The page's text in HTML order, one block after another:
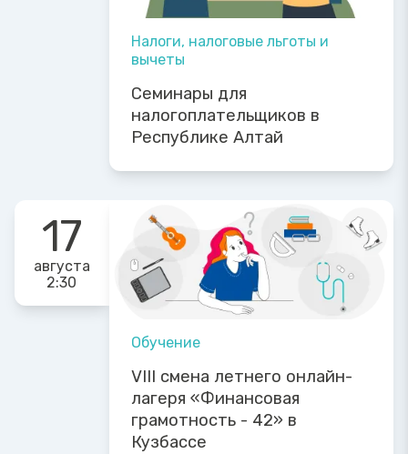
Налоги, налоговые льготы и
вычеты
Семинары для
налогоплательщиков в
Республике Алтай
17
августа
2:30
Обучение
VIII смена летнего онлайн-
лагеря «Финансовая
грамотность - 42» в
Кузбассе